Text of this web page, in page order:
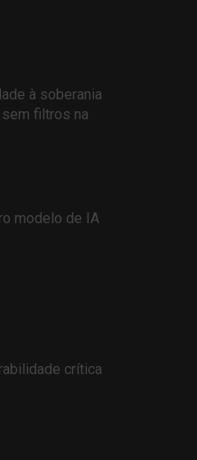
à soberania
filtros na
modelo de IA
crítica